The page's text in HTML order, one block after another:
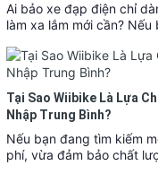
Ai bảo xe đạp điện chỉ
làm xa lắm mới cần?
Tại Sao Wiibike Là Lựa
Nhập Trung Bình?
Nếu bạn đang tìm kiếm
phí, vừa đảm bảo chất